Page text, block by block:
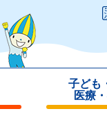
子ども
医療